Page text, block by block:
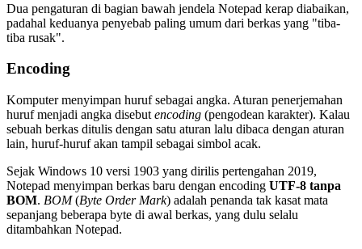
Dua pengaturan di bagian bawah jendela Notepad kerap diabaikan,
padahal keduanya penyebab paling umum dari berkas yang "tiba-
tiba rusak".
Encoding
Komputer menyimpan huruf sebagai angka. Aturan penerjemahan
huruf menjadi angka disebut encoding (pengodean karakter). Kalau
sebuah berkas ditulis dengan satu aturan lalu dibaca dengan aturan
lain, huruf-huruf akan tampil sebagai simbol acak.
Sejak Windows 10 versi 1903 yang dirilis pertengahan 2019,
Notepad menyimpan berkas baru dengan encoding UTF-8 tanpa
BOM. BOM(Byte Order Mark) adalah penanda tak kasat mata
sepanjang beberapa byte di awal berkas, yang dulu selalu
ditambahkan Notepad.